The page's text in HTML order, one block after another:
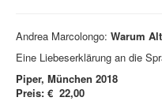
Andrea Marcolongo: Warum
Eine Liebeserklärung an die
Piper, München 2018
Preis: € 22,00